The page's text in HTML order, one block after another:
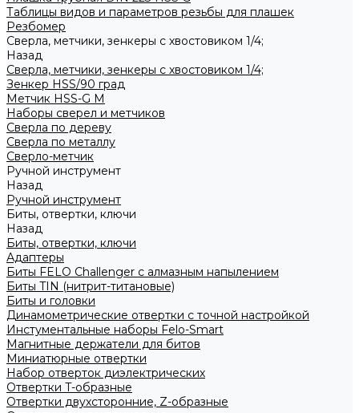
Таблицы видов и параметров резьбы для плашек
Резбомер
Сверла, метчики, зенкеры с хвостовиком 1/4;
Назад
Сверла, метчики, зенкеры с хвостовиком 1/4;
Зенкер HSS/90 град
Метчик HSS-G М
Наборы сверел и метчиков
Сверла по дереву
Сверла по металлу
Сверло-метчик
Ручной инструмент
Назад
Ручной инструмент
Биты, отвертки, ключи
Назад
Биты, отвертки, ключи
Адаптеры
Биты FELO Challenger с алмазным напылением
Биты TIN (нитрит-титановые)
Биты и головки
Динамометрические отвертки с точной настройкой
Инстументальные наборы Felo-Smart
Магнитные держатели для битов
Миниатюрные отвертки
Набор отверток диэлектрических
Отвертки T-образные
Отвертки двухсторонние, Z-образные